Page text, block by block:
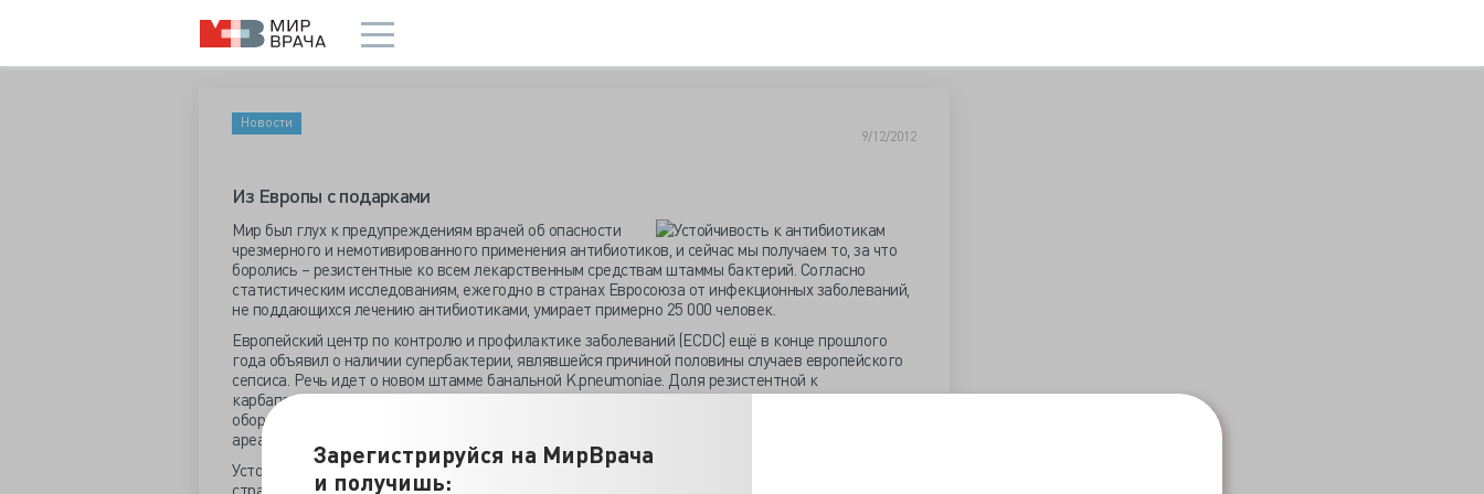
Зарегистрируйся на МирВрача
и получишь:
Новости
9/12/2012
Из Европы с подарками
Мир был глух к предупреждениям врачей об опасности
чрезмерного и немотивированного применения антибиотиков, и сейчас мы получаем то, за что
боролись – резистентные ко всем лекарственным средствам штаммы бактерий. Согласно
статистическим исследованиям, ежегодно в странах Евросоюза от инфекционных заболеваний,
не поддающихся лечению антибиотиками, умирает примерно 25 000 человек.
Европейский центр по контролю и профилактике заболеваний (ECDC) ещё в конце прошлого
года объявил о наличии супербактерии, являвшейся причиной половины случаев европейского
сепсиса. Речь идет о новом штамме банальной K.pneumoniae. Доля резистентной к
карбапенемам клебсиеллы возросла с 7% до 15%, а этот класс антибиотиков – последняя линия
обороны. Впервые резистентную клебсиеллу выделили в 2009 году в Греции, уже через год
ареал её обитания включал Италию, Австрию, Венгрию и Кипр.
Устойчивость к лекарственным средствам отмечается у множества бактерий, но особенно
страшны NDM1-содержащие штаммы, гарантирующие панрезистентность. Энзим NDM1